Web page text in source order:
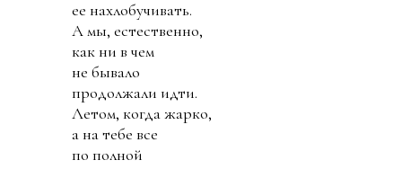
ее нахлобучивать.
А мы, естественно,
как ни в чем
не бывало
продолжали идти.
Летом, когда жарко,
а на тебе все
по полной